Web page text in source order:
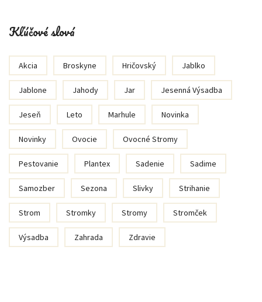
Kľúčové slová
Akcia Broskyne Hričovský Jablko
Jablone Jahody Jar Jesenná Výsadba
Jeseň Leto Marhule Novinka
Novinky Ovocie Ovocné Stromy
Pestovanie Plantex Sadenie Sadime
Samozber Sezona Slivky Strihanie
Strom Stromky Stromy Stromček
Výsadba Zahrada Zdravie